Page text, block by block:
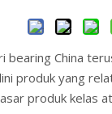
China
produk yang
produk